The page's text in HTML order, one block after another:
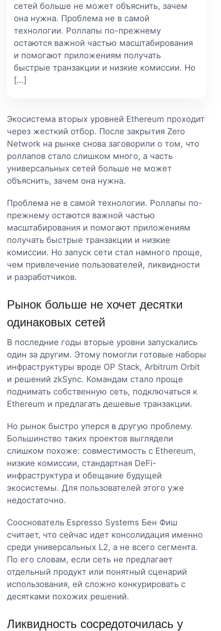
сетей больше не может объяснить, зачем
она нужна. Проблема не в самой
технологии. Роллапы по-прежнему
остаются важной частью масштабирования
и помогают приложениям получать
быстрые транзакции и низкие комиссии. Но
[…]
Экосистема вторых уровней Ethereum проходит
через жесткий отбор. После закрытия Zero
Network на рынке снова заговорили о том, что
роллапов стало слишком много, а часть
универсальных сетей больше не может
объяснить, зачем она нужна.
Проблема не в самой технологии. Роллапы по-
прежнему остаются важной частью
масштабирования и помогают приложениям
получать быстрые транзакции и низкие
комиссии. Но запуск сети стал намного проще,
чем привлечение пользователей, ликвидности
и разработчиков.
Рынок больше не хочет десятки
одинаковых сетей
В последние годы вторые уровни запускались
один за другим. Этому помогли готовые наборы
инфраструктуры вроде OP Stack, Arbitrum Orbit
и решений zkSync. Командам стало проще
поднимать собственную сеть, подключаться к
Ethereum и предлагать дешевые транзакции.
Но рынок быстро уперся в другую проблему.
Большинство таких проектов выглядели
слишком похоже: совместимость с Ethereum,
низкие комиссии, стандартная DeFi-
инфраструктура и обещание будущей
экосистемы. Для пользователей этого уже
недостаточно.
Сооснователь Espresso Systems Бен Фиш
считает, что сейчас идет консолидация именно
среди универсальных L2, а не всего сегмента.
По его словам, если сеть не предлагает
отдельный продукт или понятный сценарий
использования, ей сложно конкурировать с
десятками похожих решений.
Ликвидность сосредоточилась у